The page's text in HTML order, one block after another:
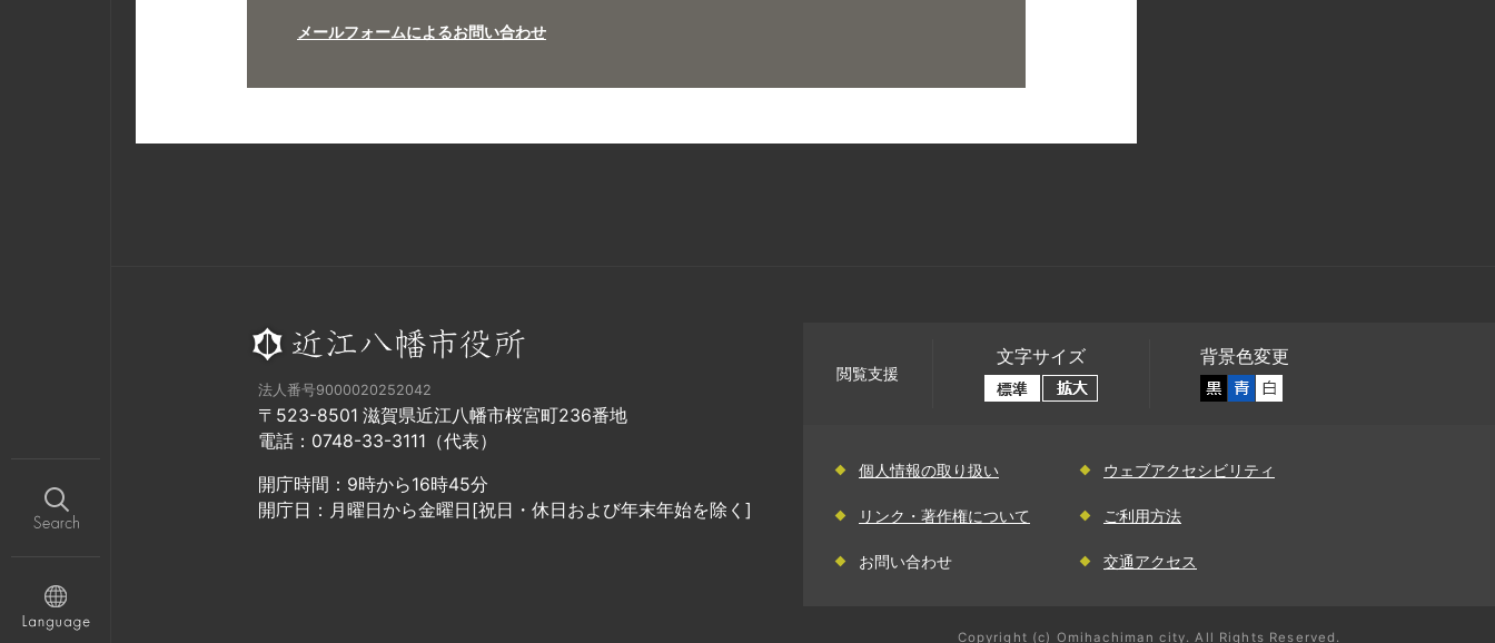
メールフォームによるお問い合わせ
法人番号9000020252042
〒523-8501 滋賀県近江八幡市桜宮町236番地
電話：0748-33-3111（代表）
開庁時間：9時から16時45分
開庁日：月曜日から金曜日[祝日・休日および年末年始を除く]
閲覧支援
文字サイズ 背景色変更
個人情報の取り扱い ウェブアクセシビリティ
リンク・著作権について ご利用方法
お問い合わせ 交通アクセス
Copyright (c) Omihachiman city. All Rights Reserved.